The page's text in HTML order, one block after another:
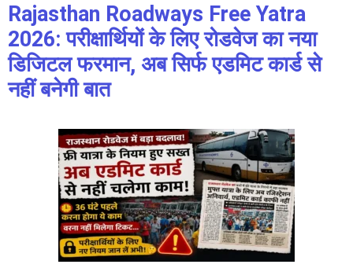
Rajasthan Roadways Free Yatra
2026: परीक्षार्थियों के लिए रोडवेज का नया
डिजिटल फरमान, अब सिर्फ एडमिट कार्ड से
नहीं बनेगी बात